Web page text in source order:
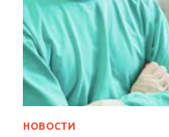
НОВОСТИ